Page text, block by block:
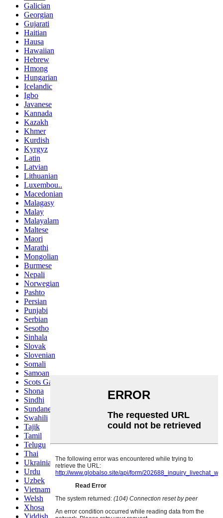
Galician
Georgian
Gujarati
Haitian
Hausa
Hawaiian
Hebrew
Hmong
Hungarian
Icelandic
Igbo
Javanese
Kannada
Kazakh
Khmer
Kurdish
Kyrgyz
Latin
Latvian
Lithuanian
Luxembou..
Macedonian
Malagasy
Malay
Malayalam
Maltese
Maori
Marathi
Mongolian
Burmese
Nepali
Norwegian
Pashto
Persian
Punjabi
Serbian
Sesotho
Sinhala
Slovak
Slovenian
Somali
Samoan
Scots Gaelic
Shona
Sindhi
Sundanese
Swahili
Tajik
Tamil
Telugu
Thai
Ukrainian
Urdu
Uzbek
Vietnamese
Welsh
Xhosa
Yiddish